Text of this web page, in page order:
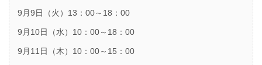
9月9日（火）13：00～18：00
9月10日（水）10：00～18：00
9月11日（木）10：00～15：00